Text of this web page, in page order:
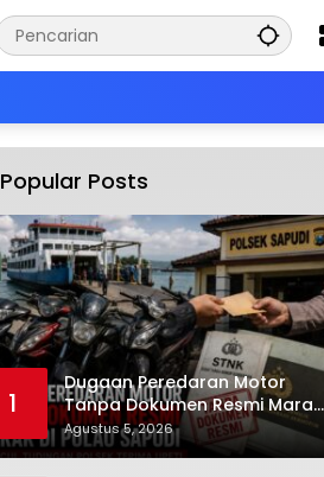
Popular Posts
1
Dugaan Peredaran Motor
Tanpa Dokumen Resmi Marak
di Pulau Sapudi, Polsek
Diduga Terima Upeti
Agustus 5, 2026